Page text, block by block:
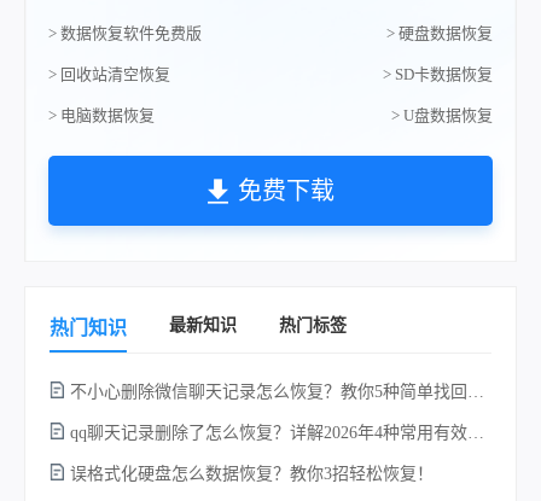
> 数据恢复软件免费版 > 硬盘数据恢复
> 回收站清空恢复 > SD卡数据恢复
> 电脑数据恢复 > U盘数据恢复
免费下载
热门知识 最新知识 热门标签
不小心删除微信聊天记录怎么恢复？教你5种简单找回的方法！
qq聊天记录删除了怎么恢复？详解2026年4种常用有效的方法（支持.db数据库提取）
误格式化硬盘怎么数据恢复？教你3招轻松恢复！